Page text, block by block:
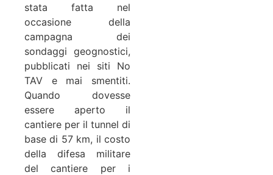
stata fatta nel
occasione della
campagna dei
sondaggi geognostici,
pubblicati nei siti No
TAV e mai smentiti.
Quando dovesse
essere aperto il
cantiere per il tunnel di
base di 57 km, il costo
della difesa militare
del cantiere per i